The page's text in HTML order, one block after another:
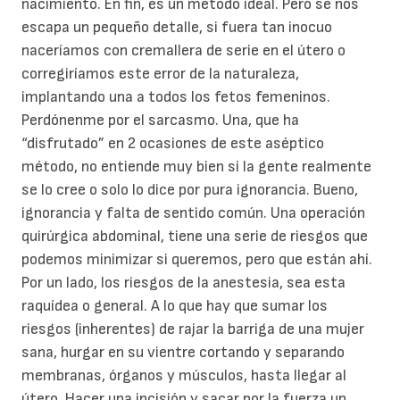
nacimiento. En fin, es un método ideal. Pero se nos
escapa un pequeño detalle, si fuera tan inocuo
naceríamos con cremallera de serie en el útero o
corregiríamos este error de la naturaleza,
implantando una a todos los fetos femeninos.
Perdónenme por el sarcasmo. Una, que ha
“disfrutado” en 2 ocasiones de este aséptico
método, no entiende muy bien si la gente realmente
se lo cree o solo lo dice por pura ignorancia. Bueno,
ignorancia y falta de sentido común. Una operación
quirúrgica abdominal, tiene una serie de riesgos que
podemos minimizar si queremos, pero que están ahí.
Por un lado, los riesgos de la anestesia, sea esta
raquídea o general. A lo que hay que sumar los
riesgos (inherentes) de rajar la barriga de una mujer
sana, hurgar en su vientre cortando y separando
membranas, órganos y músculos, hasta llegar al